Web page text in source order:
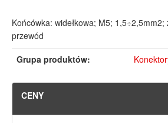
Końcówka: widełkowa; M5; 1,5÷2,5mm2;
przewód
Grupa produktów:
CENY